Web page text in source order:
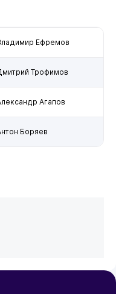
Ефремов
Трофимов
Агапов
Боряев